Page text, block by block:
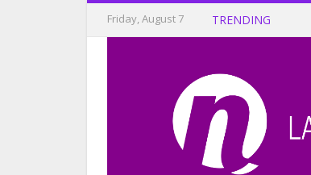
Friday, August 7 TRENDING